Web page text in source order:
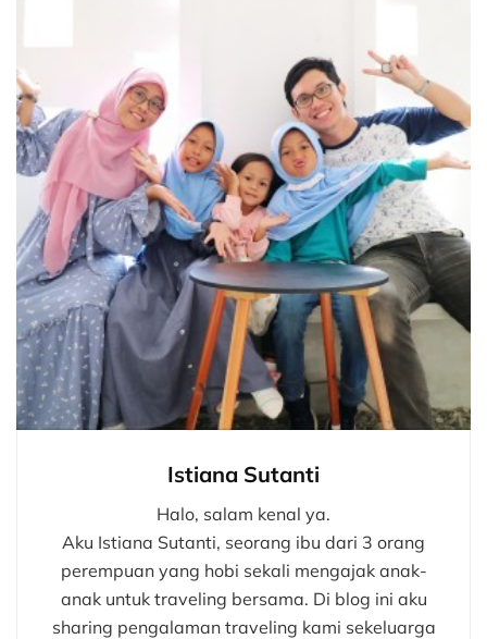
Istiana Sutanti
Halo, salam kenal ya.
Aku Istiana Sutanti, seorang ibu dari 3 orang
perempuan yang hobi sekali mengajak anak-
anak untuk traveling bersama. Di blog ini aku
sharing pengalaman traveling kami sekeluarga